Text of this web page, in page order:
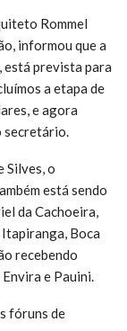
Rommel
informou que a
está prevista para
a etapa de
e agora
secretário.
Silves, o
está sendo
da Cachoeira,
Itapiranga, Boca
recebendo
e Pauini.
fóruns de